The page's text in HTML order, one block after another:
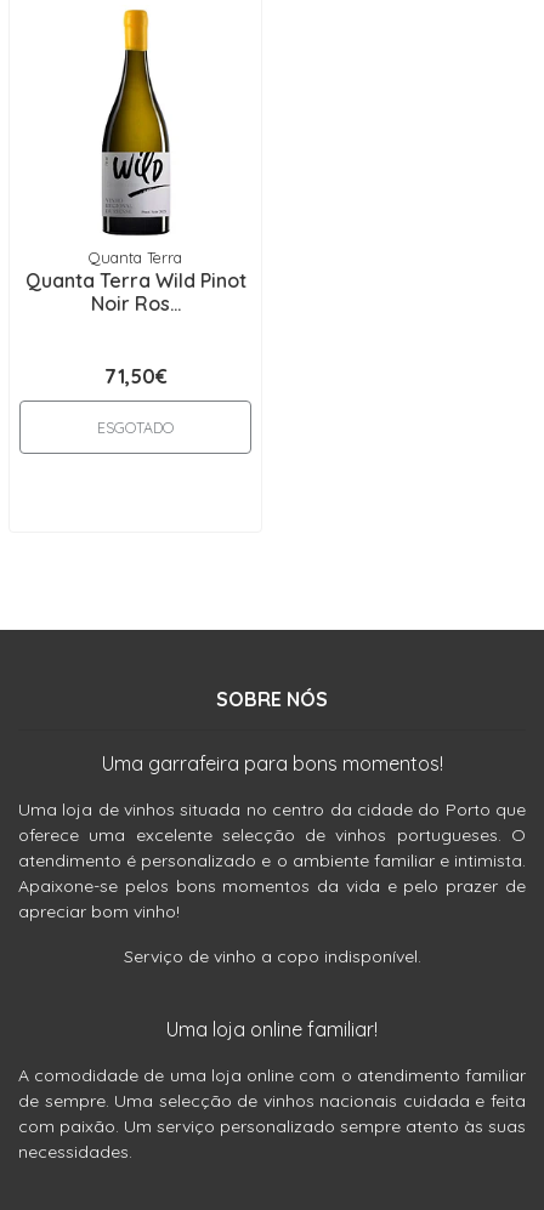
Quanta Terra
Quanta Terra Wild Pinot
Noir Ros...
71,50€
ESGOTADO
SOBRE NÓS
Uma garrafeira para bons momentos!
Uma loja de vinhos situada no centro da cidade do Porto que
oferece uma excelente selecção de vinhos portugueses. O
atendimento é personalizado e o ambiente familiar e intimista.
Apaixone-se pelos bons momentos da vida e pelo prazer de
apreciar bom vinho!
Serviço de vinho a copo indisponível.
Uma loja online familiar!
A comodidade de uma loja online com o atendimento familiar
de sempre. Uma selecção de vinhos nacionais cuidada e feita
com paixão. Um serviço personalizado sempre atento às suas
necessidades.